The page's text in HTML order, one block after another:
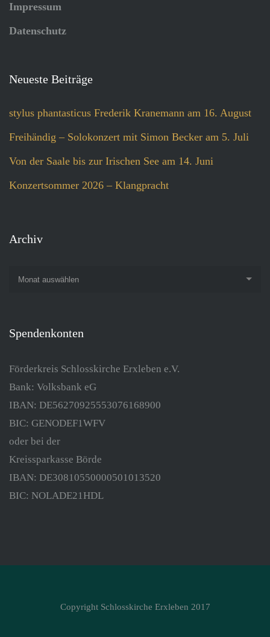
Impressum
Datenschutz
Neueste Beiträge
stylus phantasticus Frederik Kranemann am 16. August
Freihändig – Solokonzert mit Simon Becker am 5. Juli
Von der Saale bis zur Irischen See am 14. Juni
Konzertsommer 2026 – Klangpracht
Archiv
Monat auswählen
Spendenkonten
Förderkreis Schlosskirche Erxleben e.V.
Bank: Volksbank eG
IBAN: DE56270925553076168900
BIC: GENODEF1WFV
oder bei der
Kreissparkasse Börde
IBAN: DE30810550000501013520
BIC: NOLADE21HDL
Copyright Schlosskirche Erxleben 2017